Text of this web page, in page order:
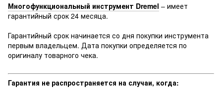
Многофункциональный инструмент Dremel – имеет
гарантийный срок 24 месяца.
Гарантийный срок начинается со дня покупки инструмента
первым владельцем. Дата покупки определяется по
оригиналу товарного чека.
Гарантия не распространяется на случаи, когда: